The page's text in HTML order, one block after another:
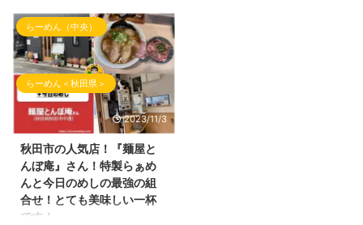
てご参照ください。最寄駅はJR
横手駅となります。 ラーメン屋
さんの駐車場は、お店の正面に車
を駐車するスペースがあり ...
めです！
雪が降る季節が到来中！かなり冷
え込んできましたね！ 本日の
『しんめんの旅』でご紹介するら
ーめんは、そんな冷え込んだ季節
でも温まるらーめん！ にんに
く！旨辛！味噌！のキーワードが
入るらーめんのご紹介です！ 本
日のご紹介させて頂くラーメン店
さんはいつもご贔屓にさせて頂い
ている 秋田県仙北郡美郷町の
「麺屋はじめ」さんです！ 前回
らーめん（中央）
らーめん＜秋田県＞
2023/11/3
秋田市の人気店！『麺屋と
んぼ庵』さん！特製らぁめ
んと今日のめしの最強の組
合せ！とても美味しい一杯
です！